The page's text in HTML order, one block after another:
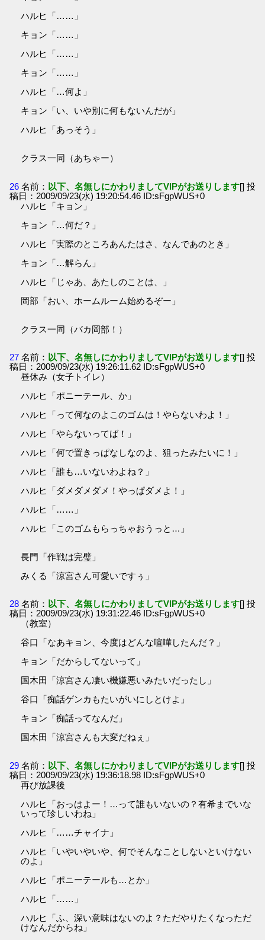
ハルヒ「……」
キョン「……」
ハルヒ「……」
キョン「……」
ハルヒ「…何よ」
キョン「い、いや別に何もないんだが」
ハルヒ「あっそう」
クラス一同（あちゃー）
26 名前： 以下、名無しにかわりましてVIPがお送りします[] 投
稿日：2009/09/23(水) 19:20:54.46 ID:sFgpWUS+0
ハルヒ「キョン」
キョン「…何だ？」
ハルヒ「実際のところあんたはさ、なんであのとき」
キョン「…解らん」
ハルヒ「じゃあ、あたしのことは、」
岡部「おい、ホームルーム始めるぞー」
クラス一同（バカ岡部！）
27 名前： 以下、名無しにかわりましてVIPがお送りします[] 投
稿日：2009/09/23(水) 19:26:11.62 ID:sFgpWUS+0
昼休み（女子トイレ）
ハルヒ「ポニーテール、か」
ハルヒ「って何なのよこのゴムは！やらないわよ！」
ハルヒ「やらないってば！」
ハルヒ「何で置きっぱなしなのよ、狙ったみたいに！」
ハルヒ「誰も…いないわよね？」
ハルヒ「ダメダメダメ！やっぱダメよ！」
ハルヒ「……」
ハルヒ「このゴムもらっちゃおうっと…」
長門「作戦は完璧」
みくる「涼宮さん可愛いですぅ」
28 名前： 以下、名無しにかわりましてVIPがお送りします[] 投
稿日：2009/09/23(水) 19:31:22.46 ID:sFgpWUS+0
（教室）
谷口「なあキョン、今度はどんな喧嘩したんだ？」
キョン「だからしてないって」
国木田「涼宮さん凄い機嫌悪いみたいだったし」
谷口「痴話ゲンカもたいがいにしとけよ」
キョン「痴話ってなんだ」
国木田「涼宮さんも大変だねぇ」
29 名前： 以下、名無しにかわりましてVIPがお送りします[] 投
稿日：2009/09/23(水) 19:36:18.98 ID:sFgpWUS+0
再び放課後
ハルヒ「おっはよー！…って誰もいないの？有希までいな
いって珍しいわね」
ハルヒ「……チャイナ」
ハルヒ「いやいやいや、何でそんなことしないといけない
のよ」
ハルヒ「ポニーテールも…とか」
ハルヒ「……」
ハルヒ「ふ、深い意味はないのよ？ただやりたくなっただ
けなんだからね」